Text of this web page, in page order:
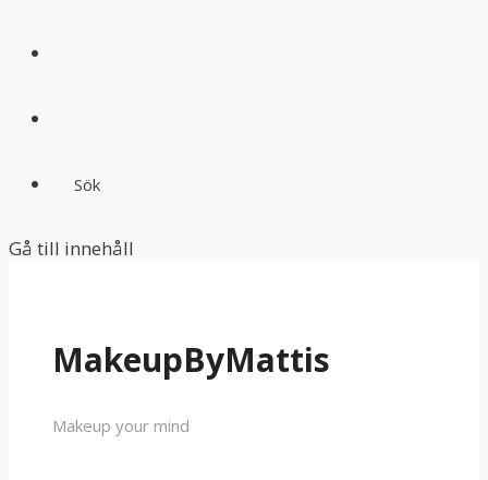
Sök
Gå till innehåll
MakeupByMattis
Makeup your mind